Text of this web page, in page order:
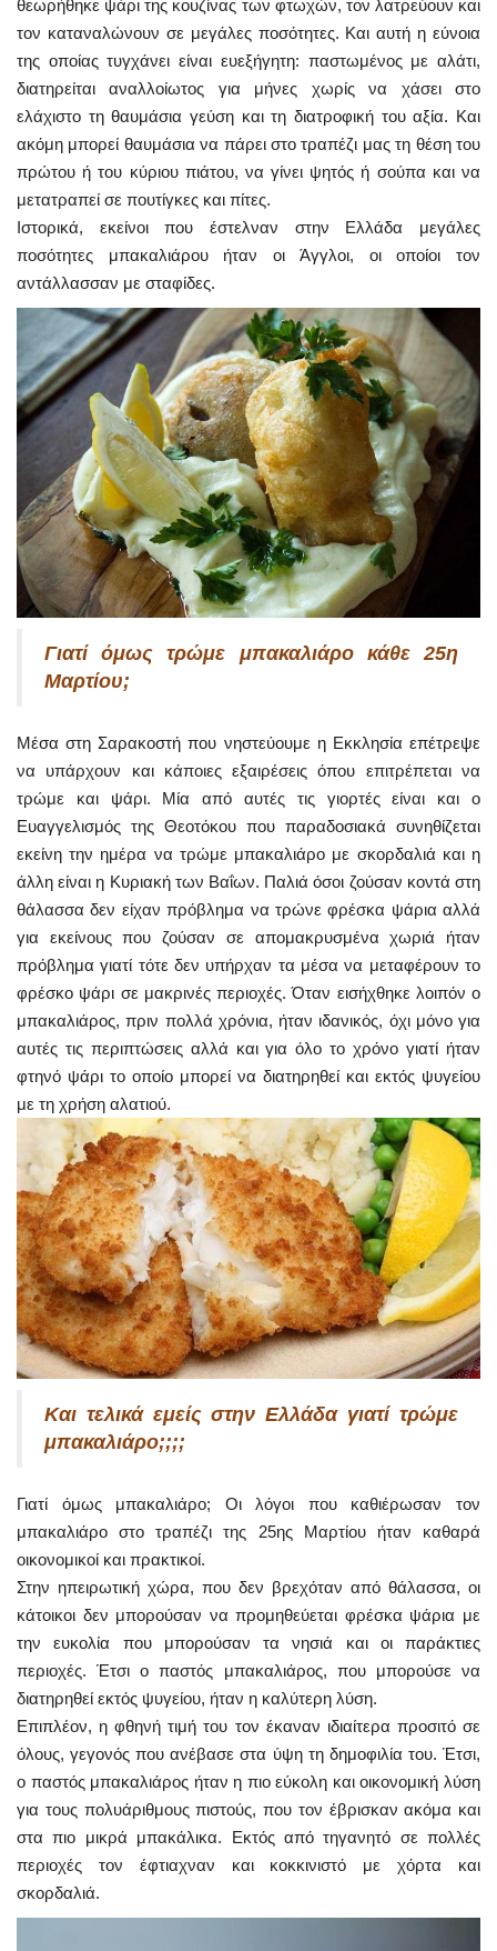
θεωρήθηκε ψάρι της κουζίνας των φτωχών, τον λατρεύουν και
τον καταναλώνουν σε μεγάλες ποσότητες. Και αυτή η εύνοια
της οποίας τυγχάνει είναι ευεξήγητη: παστωμένος με αλάτι,
διατηρείται αναλλοίωτος για μήνες χωρίς να χάσει στο
ελάχιστο τη θαυμάσια γεύση και τη διατροφική του αξία. Και
ακόμη μπορεί θαυμάσια να πάρει στο τραπέζι μας τη θέση του
πρώτου ή του κύριου πιάτου, να γίνει ψητός ή σούπα και να
μετατραπεί σε πουτίγκες και πίτες.
Ιστορικά, εκείνοι που έστελναν στην Ελλάδα μεγάλες
ποσότητες μπακαλιάρου ήταν οι Άγγλοι, οι οποίοι τον
αντάλλασσαν με σταφίδες.
Γιατί όμως τρώμε μπακαλιάρο κάθε 25η
Μαρτίου;
Μέσα στη Σαρακοστή που νηστεύουμε η Εκκλησία επέτρεψε
να υπάρχουν και κάποιες εξαιρέσεις όπου επιτρέπεται να
τρώμε και ψάρι. Μία από αυτές τις γιορτές είναι και ο
Ευαγγελισμός της Θεοτόκου που παραδοσιακά συνηθίζεται
εκείνη την ημέρα να τρώμε μπακαλιάρο με σκορδαλιά και η
άλλη είναι η Κυριακή των Βαΐων. Παλιά όσοι ζούσαν κοντά στη
θάλασσα δεν είχαν πρόβλημα να τρώνε φρέσκα ψάρια αλλά
για εκείνους που ζούσαν σε απομακρυσμένα χωριά ήταν
πρόβλημα γιατί τότε δεν υπήρχαν τα μέσα να μεταφέρουν το
φρέσκο ψάρι σε μακρινές περιοχές. Όταν εισήχθηκε λοιπόν ο
μπακαλιάρος, πριν πολλά χρόνια, ήταν ιδανικός, όχι μόνο για
αυτές τις περιπτώσεις αλλά και για όλο το χρόνο γιατί ήταν
φτηνό ψάρι το οποίο μπορεί να διατηρηθεί και εκτός ψυγείου
με τη χρήση αλατιού.
Και τελικά εμείς στην Ελλάδα γιατί τρώμε
μπακαλιάρο;;;;
Γιατί όμως μπακαλιάρο; Οι λόγοι που καθιέρωσαν τον
μπακαλιάρο στο τραπέζι της 25ης Μαρτίου ήταν καθαρά
οικονομικοί και πρακτικοί.
Στην ηπειρωτική χώρα, που δεν βρεχόταν από θάλασσα, οι
κάτοικοι δεν μπορούσαν να προμηθεύεται φρέσκα ψάρια με
την ευκολία που μπορούσαν τα νησιά και οι παράκτιες
περιοχές. Έτσι ο παστός μπακαλιάρος, που μπορούσε να
διατηρηθεί εκτός ψυγείου, ήταν η καλύτερη λύση.
Επιπλέον, η φθηνή τιμή του τον έκαναν ιδιαίτερα προσιτό σε
όλους, γεγονός που ανέβασε στα ύψη τη δημοφιλία του. Έτσι,
ο παστός μπακαλιάρος ήταν η πιο εύκολη και οικονομική λύση
για τους πολυάριθμους πιστούς, που τον έβρισκαν ακόμα και
στα πιο μικρά μπακάλικα. Εκτός από τηγανητό σε πολλές
περιοχές τον έφτιαχναν και κοκκινιστό με χόρτα και
σκορδαλιά.